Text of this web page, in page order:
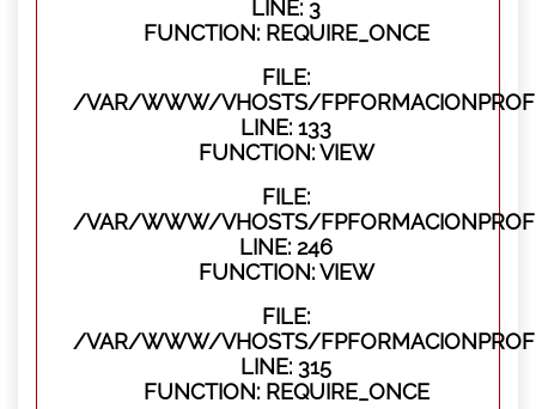
LINE: 3
FUNCTION: REQUIRE_ONCE
FILE:
/VAR/WWW/VHOSTS/
LINE: 133
FUNCTION: VIEW
FILE:
/VAR/WWW/VHOSTS/
LINE: 246
FUNCTION: VIEW
FILE:
/VAR/WWW/VHOSTS/
LINE: 315
FUNCTION: REQUIRE_ONCE